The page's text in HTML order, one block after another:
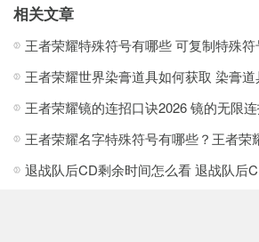
相关文章
王者荣耀世界染膏道具如何获取 染膏
王者荣耀镜的连招口诀2026 镜的无限